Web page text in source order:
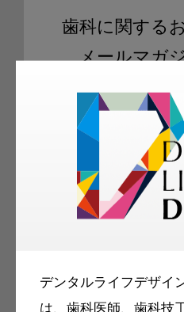
デンタルライフデザイ
歯科に関する
メールマガ
ご登録いただいた
科衛生士、歯科技
容のメールマガジ